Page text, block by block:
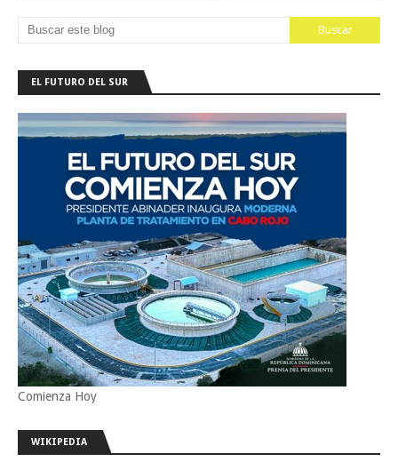
EL FUTURO DEL SUR
Comienza Hoy
WIKIPEDIA